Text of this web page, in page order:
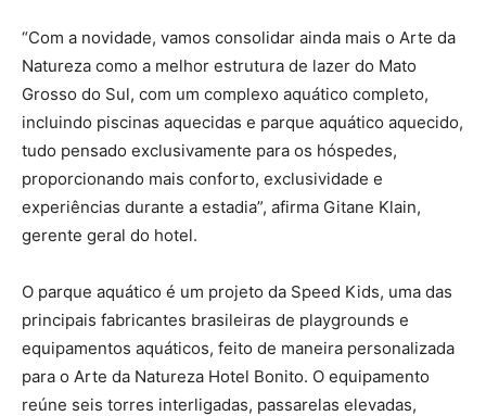
“Com a novidade, vamos consolidar ainda mais o Arte da
Natureza como a melhor estrutura de lazer do Mato
Grosso do Sul, com um complexo aquático completo,
incluindo piscinas aquecidas e parque aquático aquecido,
tudo pensado exclusivamente para os hóspedes,
proporcionando mais conforto, exclusividade e
experiências durante a estadia”, afirma Gitane Klain,
gerente geral do hotel.
O parque aquático é um projeto da Speed Kids, uma das
principais fabricantes brasileiras de playgrounds e
equipamentos aquáticos, feito de maneira personalizada
para o Arte da Natureza Hotel Bonito. O equipamento
reúne seis torres interligadas, passarelas elevadas,